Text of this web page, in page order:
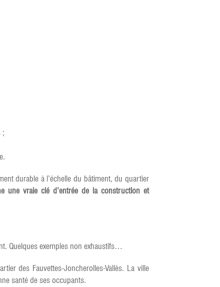
;
durable à l’échelle du bâtiment, du quartier
une vraie clé d’entrée de la construction et
Quelques exemples non exhaustifs…
des Fauvettes-Joncherolles-Vallès. La ville
santé de ses occupants.